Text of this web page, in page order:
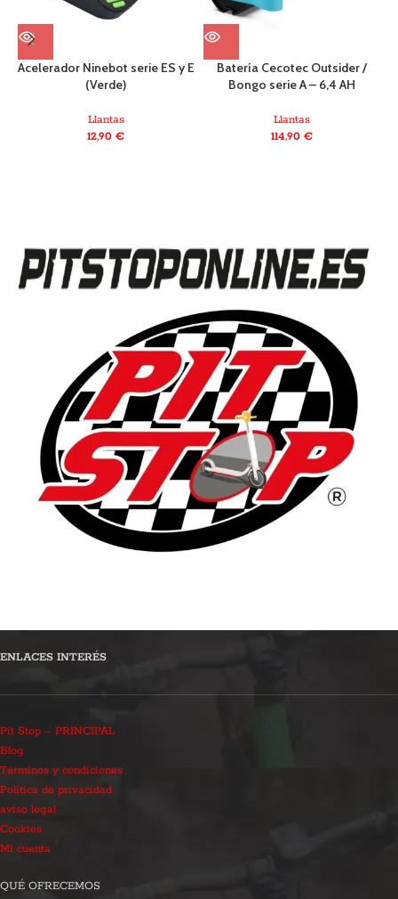
Acelerador Ninebot serie ES y E
(Verde)
Llantas
12,90€
Batería Cecotec Outsider /
Bongo serie A – 6,4 AH
Llantas
114,90 €
ENLACES INTERÉS
Pit Stop – PRINCIPAL
Blog
Términos y condiciones
Política de privacidad
aviso legal
Cookies
Mi cuenta
QUÉ OFRECEMOS